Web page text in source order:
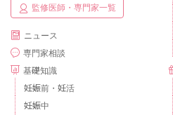
監修医師・専門家一覧
ニュース
専門家相談
基礎知識
妊娠前・妊活
妊娠中